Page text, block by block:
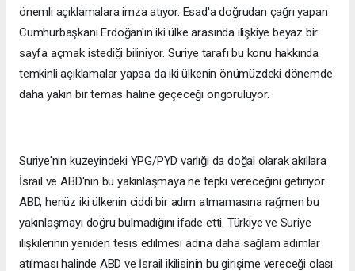
önemli açıklamalara imza atıyor. Esad'a doğrudan çağrı yapan
Cumhurbaşkanı Erdoğan'ın iki ülke arasında ilişkiye beyaz bir
sayfa açmak istediği biliniyor. Suriye tarafı bu konu hakkında
temkinli açıklamalar yapsa da iki ülkenin önümüzdeki dönemde
daha yakın bir temas haline geçeceği öngörülüyor.
Suriye'nin kuzeyindeki YPG/PYD varlığı da doğal olarak akıllara
İsrail ve ABD'nin bu yakınlaşmaya ne tepki vereceğini getiriyor.
ABD, henüz iki ülkenin ciddi bir adım atmamasına rağmen bu
yakınlaşmayı doğru bulmadığını ifade etti. Türkiye ve Suriye
ilişkilerinin yeniden tesis edilmesi adına daha sağlam adımlar
atılması halinde ABD ve İsrail ikilisinin bu girişime vereceği olası